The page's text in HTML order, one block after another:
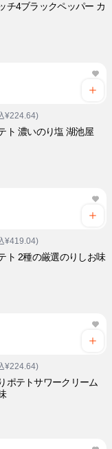
チ4ブラックペッパー カ
¥224.64)
ト 濃いのり塩 湖池屋
¥419.04)
ト 2種の厳選のりしお味
¥224.64)
ポテトサワークリーム